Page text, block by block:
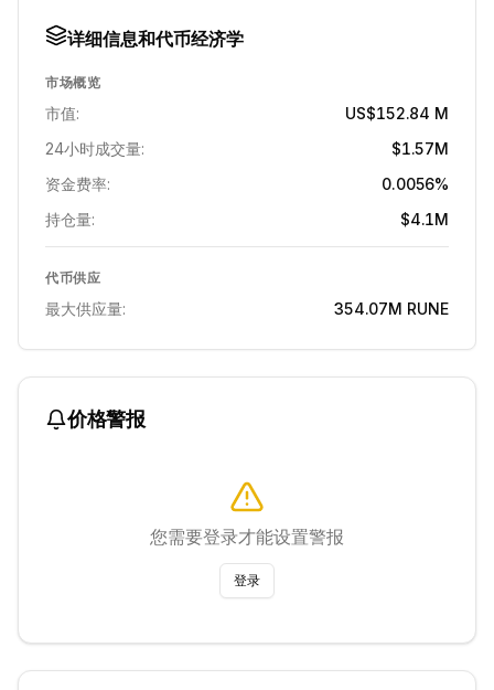
详细信息和代币经济学
市场概览
市值:
US$152.84 M
24小时成交量:
$1.57M
资金费率:
0.0056%
持仓量:
$4.1M
代币供应
最大供应量: 354.07M RUNE
价格警报
您需要登录才能设置警报
登录